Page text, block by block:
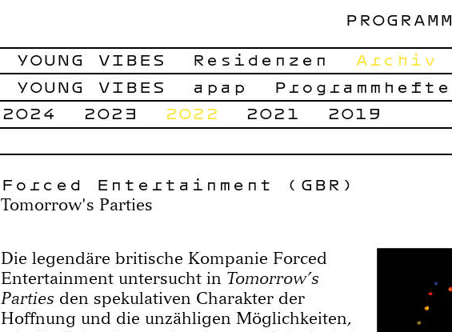
PROGRAMM
YOUNG VIBES Residenzen
Archiv
2024 2023 2022 2021 2019
YOUNG VIBES apap Programmhefte
Forced Entertainment (GBR)
Tomorrow's Parties
Die legendäre britische Kompanie Forced
Entertainment untersucht in Tomorrow’s
Parties den spekulativen Charakter der
Hoffnung und die unzähligen Möglichkeiten,